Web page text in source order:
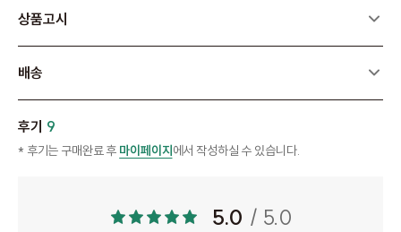
상품고시
배송
후기 9
* 후기는 구매완료 후 마이페이지 에서 작성하실 수 있습니다.
5.0 / 5.0